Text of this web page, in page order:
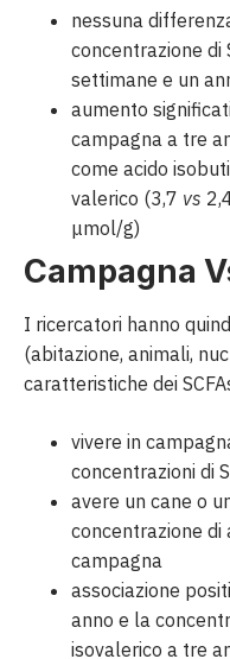
nessuna
concentrazione di
settimane e un
aumento
campagna a tre
come acido
valerico (3,7 vs
μmol/g)
Campagna
I ricercatori hanno
(abitazione, animali,
caratteristiche dei
vivere in
concentrazioni di
avere un cane o
concentrazione di
campagna
associazione
anno e la
isovalerico a tre